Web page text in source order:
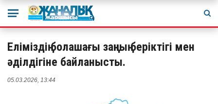
Еліміздің болашағы заңның беріктігі мен
әділдігіне байланысты.
05.03.2026, 13:44